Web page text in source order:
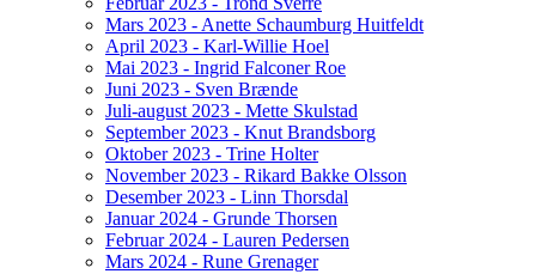
Mars 2023 - Anette Schaumburg Huitfeldt
April 2023 - Karl-Willie Hoel
Mai 2023 - Ingrid Falconer Roe
Juni 2023 - Sven Brænde
Juli-august 2023 - Mette Skulstad
September 2023 - Knut Brandsborg
Oktober 2023 - Trine Holter
November 2023 - Rikard Bakke Olsson
Desember 2023 - Linn Thorsdal
Januar 2024 - Grunde Thorsen
Februar 2024 - Lauren Pedersen
Mars 2024 - Rune Grenager